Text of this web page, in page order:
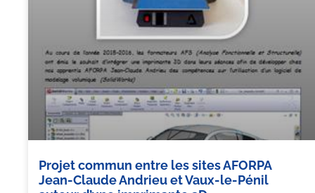
Projet commun entre les sites AFORPA
Jean-Claude Andrieu et Vaux-le-Pénil